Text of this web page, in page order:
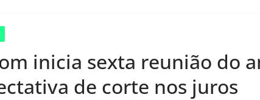
inicia sexta reunião do
de corte nos juros